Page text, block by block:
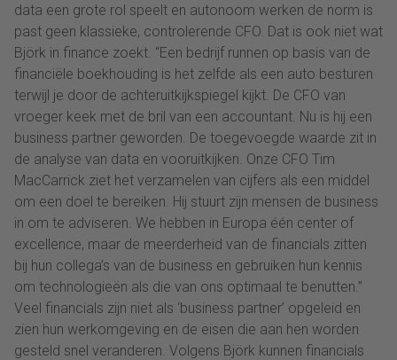
data een grote rol speelt en autonoom werken de norm is
past geen klassieke, controlerende CFO. Dat is ook niet wat
Björk in finance zoekt. “Een bedrijf runnen op basis van de
financiële boekhouding is het zelfde als een auto besturen
terwijl je door de achteruitkijkspiegel kijkt. De CFO van
vroeger keek met de bril van een accountant. Nu is hij een
business partner geworden. De toegevoegde waarde zit in
de analyse van data en vooruitkijken. Onze CFO Tim
MacCarrick ziet het verzamelen van cijfers als een middel
om een doel te bereiken. Hij stuurt zijn mensen de business
in om te adviseren. We hebben in Europa één center of
excellence, maar de meerderheid van de financials zitten
bij hun collega’s van de business en gebruiken hun kennis
om technologieën als die van ons optimaal te benutten.”
Veel financials zijn niet als ‘business partner’ opgeleid en
zien hun werkomgeving en de eisen die aan hen worden
gesteld snel veranderen. Volgens Björk kunnen financials